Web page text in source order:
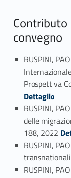
convegno
RUSPINI,
Prospettiva
Dettaglio
RUSPINI,
delle
188, 2022 Link identifier #identifier_person_149806-36
RUSPINI,
RUSPINI,